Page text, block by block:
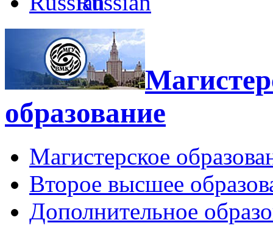
образование
Магистерское
Второе высшее
Дополнительное